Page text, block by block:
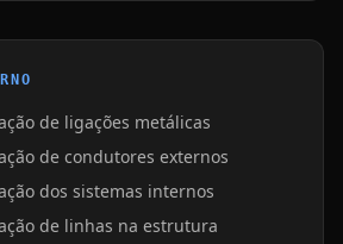
de ligações metálicas
de condutores externos
dos sistemas internos
de linhas na estrutura